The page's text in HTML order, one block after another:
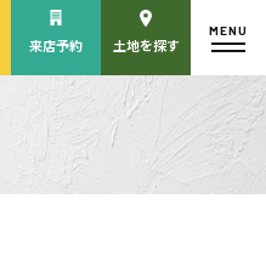
見学会・
来店予約 土地を探す
MENU